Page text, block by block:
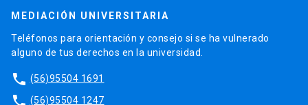
MEDIACIÓN UNIVERSITARIA
Teléfonos para orientación y consejo si se ha vulnerado
alguno de tus derechos en la universidad.
phone (56)95504 1691
phone (56)95504 1247